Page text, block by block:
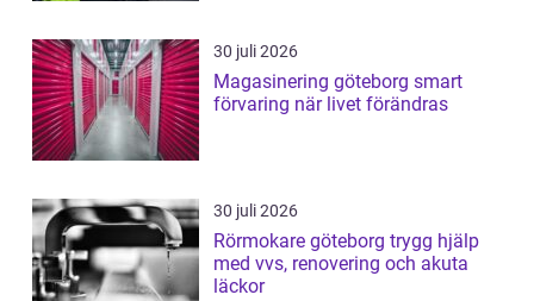
30 juli 2026
Magasinering göteborg smart
förvaring när livet förändras
30 juli 2026
Rörmokare göteborg trygg hjälp
med vvs, renovering och akuta
läckor